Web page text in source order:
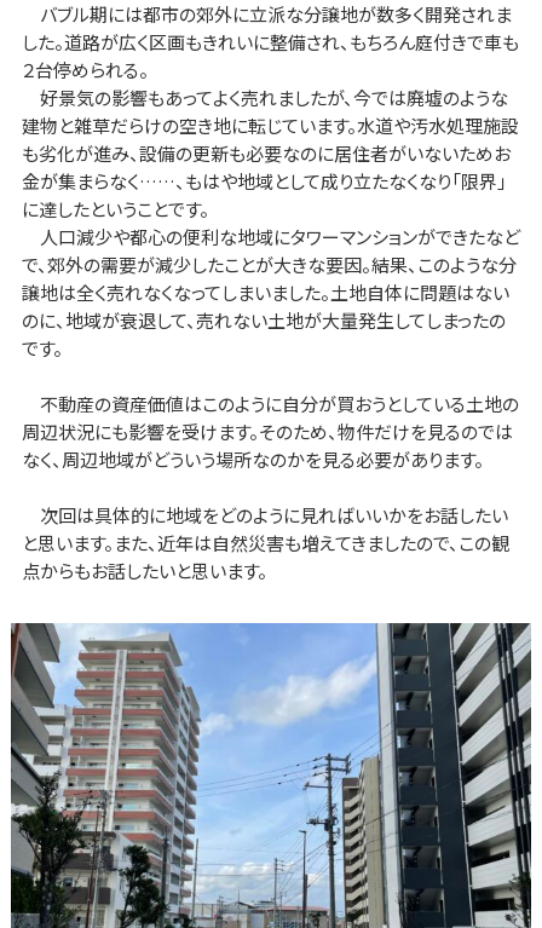
バブル期には都市の郊外に立派な分譲地が数多く開発されま
した。道路が広く区画もきれいに整備され、もちろん庭付きで車も
２台停められる。
好景気の影響もあってよく売れましたが、今では廃墟のような
建物と雑草だらけの空き地に転じています。水道や汚水処理施設
も劣化が進み、設備の更新も必要なのに居住者がいないためお
金が集まらなく……、もはや地域として成り立たなくなり「限界」
に達したということです。
人口減少や都心の便利な地域にタワーマンションができたなど
で、郊外の需要が減少したことが大きな要因。結果、このような分
譲地は全く売れなくなってしまいました。土地自体に問題はない
のに、地域が衰退して、売れない土地が大量発生してしまったの
です。
不動産の資産価値はこのように自分が買おうとしている土地の
周辺状況にも影響を受けます。そのため、物件だけを見るのでは
なく、周辺地域がどういう場所なのかを見る必要があります。
次回は具体的に地域をどのように見ればいいかをお話したい
と思います。また、近年は自然災害も増えてきましたので、この観
点からもお話したいと思います。